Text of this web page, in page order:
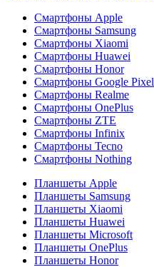
Смартфоны Apple
Смартфоны Samsung
Смартфоны Xiaomi
Смартфоны Huawei
Смартфоны Honor
Смартфоны Google Pixel
Смартфоны Realme
Смартфоны OnePlus
Смартфоны ZTE
Смартфоны Infinix
Смартфоны Tecno
Смартфоны Nothing
Планшеты Apple
Планшеты Samsung
Планшеты Xiaomi
Планшеты Huawei
Планшеты Microsoft
Планшеты OnePlus
Планшеты Honor